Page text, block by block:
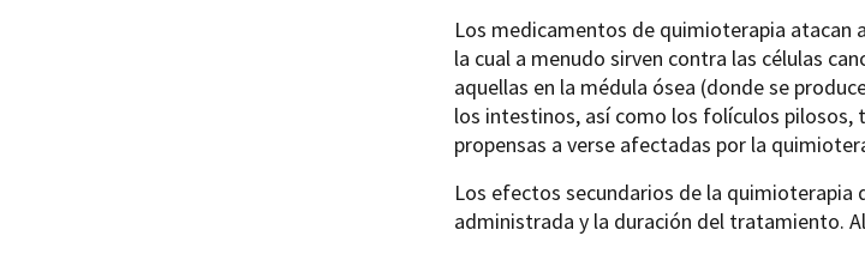
Los medicamentos de quimioterapia atacan
la cual a menudo sirven contra las células
aquellas en la médula ósea (donde se
los intestinos, así como los folículos pilosos,
propensas a verse afectadas por la
Los efectos secundarios de la
administrada y la duración del tratamiento.